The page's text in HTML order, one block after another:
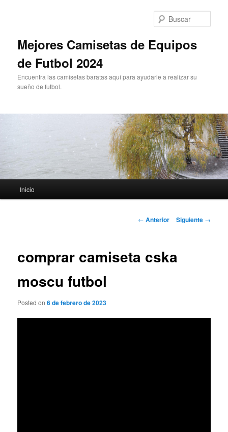
Mejores Camisetas de Equipos
de Futbol 2024
Encuentra las camisetas baratas aquí para ayudarle a realizar su
sueño de futbol.
principal
Inicio
Navegación
← Anterior Siguiente →
comprar camiseta cska
moscu futbol
Posted on6 de febrero de 2023